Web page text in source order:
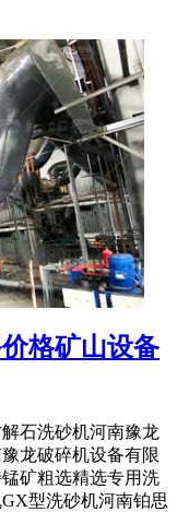
格矿山设备
石洗砂机河南豫龙
龙破碎机设备有限
矿粗选精选专用洗
型洗砂机河南铂思